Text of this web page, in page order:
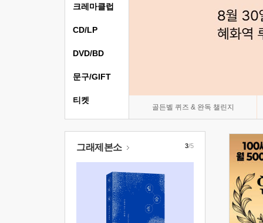
골든벨 퀴즈 & 완독 챌린지
크레마클럽
CD/LP
DVD/BD
문구/GIFT
티켓
그래제본소 3/5